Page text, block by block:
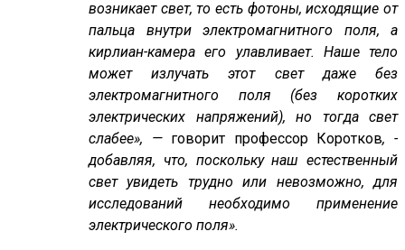
возникает свет, то есть фотоны, исходящие от
пальца внутри электромагнитного поля, а
кирлиан-камера его улавливает. Наше тело
может излучать этот свет даже без
электромагнитного поля (без коротких
электрических напряжений), но тогда свет
слабее», —говорит профессор Коротков, -
добавляя, что, поскольку наш естественный
свет увидеть трудно или невозможно, для
исследований необходимо применение
электрического поля».